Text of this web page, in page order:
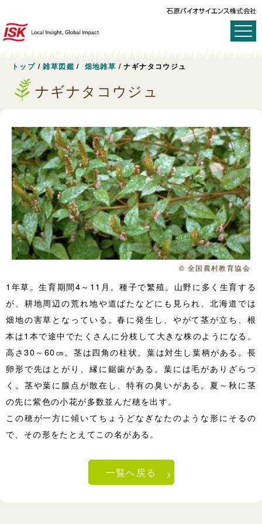
トップ /雑草図鑑 / 畑地雑草 /ナギナタコウジュ
ナギナタコウジュ
© 全国農村教育協会
1年草。生育期間4～11月。種子で繁殖。山野に多く生育する
が、耕地周辺の荒れ地や道ばたなどにも見られ、北海道では
畑地の害草となっている。春に発生し、やがて茎が立ち、根
本は1本で途中でたくさんに分枝して大きな株のようになる。
高さ30～60㎝。茎は四角の柱状。葉は対生し葉柄がある。長
卵形で先はとがり、縁に鋸歯がある。葉には毛がありざらつ
く。茎や葉に腺点が散在し、特有の臭いがある。夏～秋に茎
の先に紫色の小花が多数並んだ穂を出す。
この穂が一方に傾いてちょうどなぎなたのような形にそるの
で、その形をたとえてこの名がある。
一覧へ戻る